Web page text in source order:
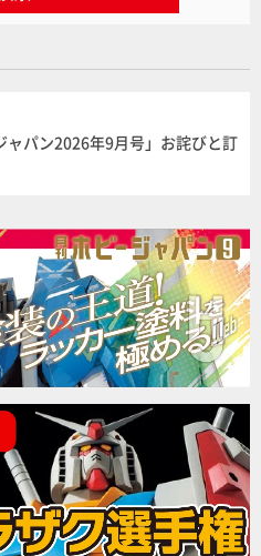
ャパン2026年9月号」お詫びと訂